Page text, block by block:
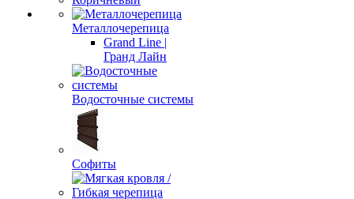
Металлочерепица
Grand Line |
Гранд Лайн
Водосточные системы
Софиты